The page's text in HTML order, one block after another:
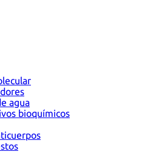
agua
bioquímicos